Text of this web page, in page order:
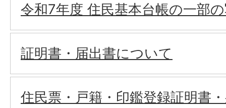
令和7年度 住民基本台帳の一部
証明書・届出書について
住民票・戸籍・印鑑登録証明書